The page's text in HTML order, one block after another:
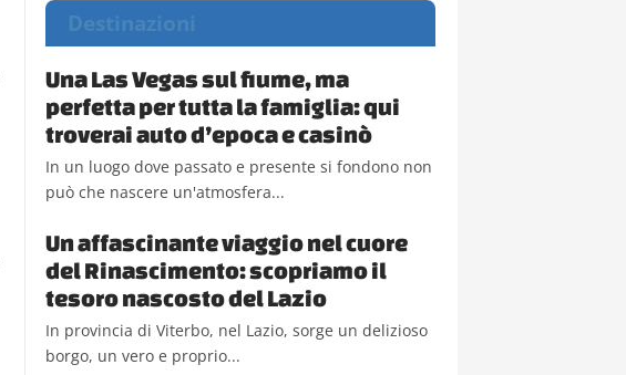
Destinazioni
Una Las Vegas sul fiume, ma
perfetta per tutta la famiglia: qui
troverai auto d’epoca e casinò
In un luogo dove passato e presente si fondono non
può che nascere un'atmosfera...
Un affascinante viaggio nel cuore
del Rinascimento: scopriamo il
tesoro nascosto del Lazio
In provincia di Viterbo, nel Lazio, sorge un delizioso
borgo, un vero e proprio...